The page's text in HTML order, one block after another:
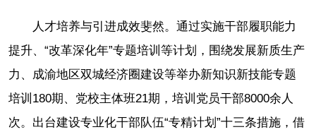
人才培养与引进成效斐然。通过实施干部履职能力
提升、“改革深化年”专题培训等计划，围绕发展新质生产
力、成渝地区双城经济圈建设等举办新知识新技能专题
培训180期、党校主体班21期，培训党员干部8000余人
次。出台建设专业化干部队伍“专精计划”十三条措施，借